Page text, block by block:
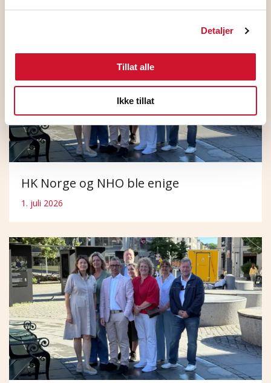
Detaljer
Tillat alle
Ikke tillat
HK Norge og NHO ble enige
1. juli 2026